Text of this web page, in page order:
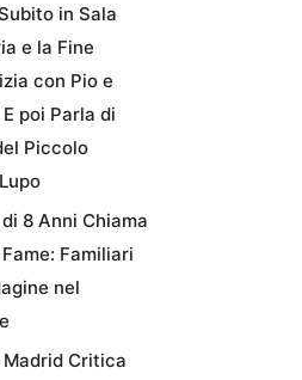
in Sala
e la Fine
con Pio e
poi Parla di
Piccolo
8 Anni Chiama
Familiari
nel
Critica